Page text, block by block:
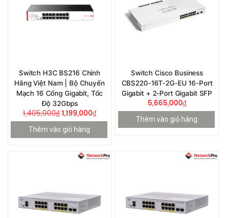
Switch H3C BS216 Chính
Hãng Việt Nam | Bộ Chuyển
Mạch 16 Cổng Gigabit, Tốc
Độ 32Gbps
1,405,000₫1,199,000₫
Thêm vào giỏ hàng
Switch Cisco Business
CBS220-16T-2G-EU 16-Port
Gigabit + 2-Port Gigabit SFP
5,665,000₫
Thêm vào giỏ hàng